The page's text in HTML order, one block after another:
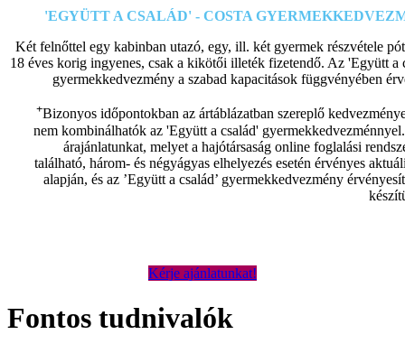
'EGYÜTT A CSALÁD' - COSTA
Két felnőttel egy kabinban utazó, egy, ill. két gyermek részvétele
18 éves korig ingyenes, csak a kikötői illeték fizetendő. Az 'Együtt a
gyermekkedvezmény a szabad kapacitások függvényében
+Bizonyos időpontokban az ártáblázatban szereplő
nem kombinálhatók az 'Együtt a család'
árajánlatunkat, melyet a hajótársaság online foglalási
található, három- és négyágyas elhelyezés esetén érvényes
alapján, és az ’Együtt a család’ gyermekkedvezmény
Kérje ajánlatunkat!
Fontos tudnivalók